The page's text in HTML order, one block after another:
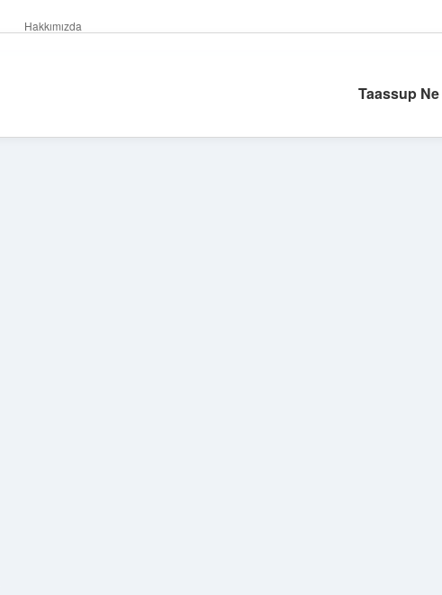
Hakkımızda
Taassup